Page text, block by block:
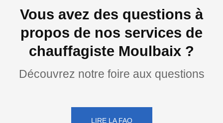
Vous avez des questions à
propos de nos services de
chauffagiste Moulbaix ?
Découvrez notre foire aux questions
LIRE LA FAQ